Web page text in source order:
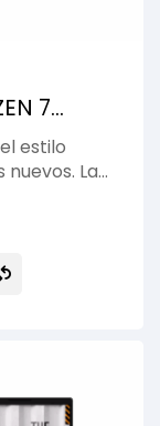
7
estilo
La
Grey
a láser.
las
a TUF